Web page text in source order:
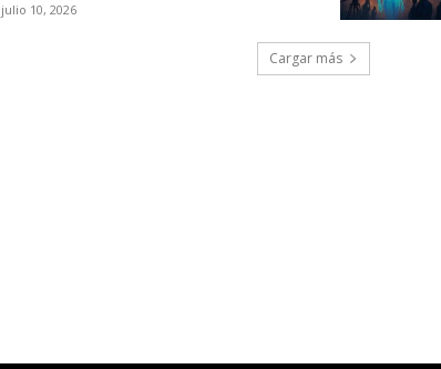
julio 10, 2026
Cargar más